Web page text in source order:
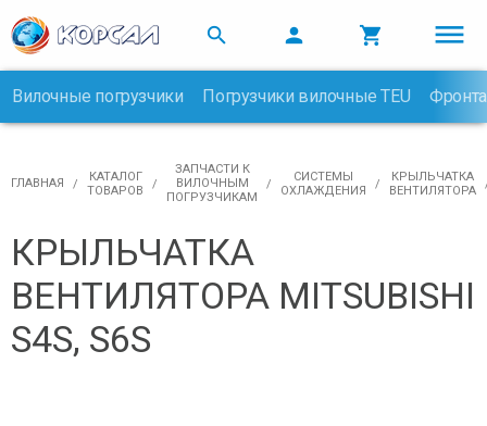
  
Вилочные погрузчики Погрузчики вилочные TEU
ГЛАВНАЯ
КАТАЛОГ
ТОВАРОВ
ЗАПЧАСТИ К
ВИЛОЧНЫМ
ПОГРУЗЧИКАМ
CИСТЕМЫ
ОХЛАЖДЕНИЯ
КРЫЛЬЧАТКА
ВЕНТИЛЯТОРА
КРЫЛЬЧАТКА
ВЕНТИЛЯТОРА MITSUBISHI
S4S, S6S